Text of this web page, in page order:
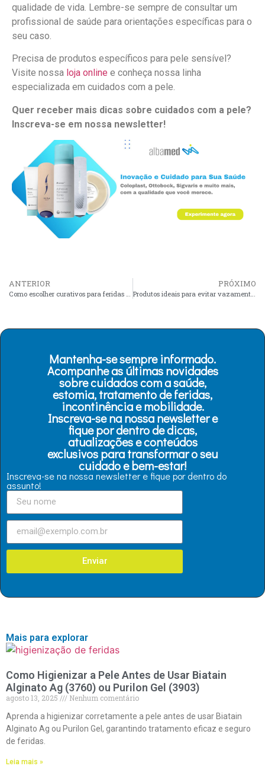
qualidade de vida. Lembre-se sempre de consultar um
profissional de saúde para orientações específicas para o
seu caso.
Precisa de produtos específicos para pele sensível?
Visite nossa loja online e conheça nossa linha
especializada em cuidados com a pele.
Quer receber mais dicas sobre cuidados com a pele?
Inscreva-se em nossa newsletter!
ANTERIOR PRÓXIMO
Produtos ideais para evitar vazamentos em estomias recentes
Mantenha-se sempre informado.
Acompanhe as últimas novidades
sobre cuidados com a saúde,
estomia, tratamento de feridas,
incontinência e mobilidade.
Inscreva-se na nossa newsletter e
fique por dentro de dicas,
atualizações e conteúdos
exclusivos para transformar o seu
cuidado e bem-estar!
Inscreva-se na nossa newsletter e fique por dentro do
assunto!
Enviar
Mais para explorar
Como Higienizar a Pele Antes de Usar Biatain
Alginato Ag (3760) ou Purilon Gel (3903)
agosto 13, 2025
Nenhum comentário
Aprenda a higienizar corretamente a pele antes de usar Biatain
Alginato Ag ou Purilon Gel, garantindo tratamento eficaz e seguro
de feridas.
Leia mais »